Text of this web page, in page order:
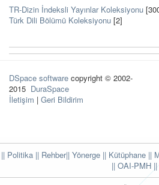
TR-Dizin İndeksli Yayınlar Koleksiyonu
Türk Dili Bölümü Koleksiyonu [2]
DSpace software copyright © 2002-
2015 DuraSpace
İletişim | Geri Bildirim
|| Politika || Rehber|| Yönerge || Kütüphane ||
|| OAI-PMH ||